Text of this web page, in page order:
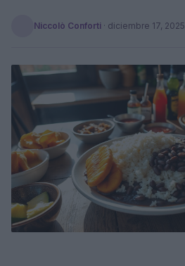
Niccolò Conforti · diciembre 17, 2025